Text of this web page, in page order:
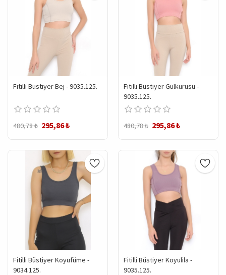
Fitilli Büstiyer Bej - 9035.125.
480,78 ₺ 295,86 ₺
Fitilli Büstiyer Gülkurusu -
9035.125.
480,78 ₺ 295,86 ₺
Fitilli Büstiyer Koyufüme -
9034.125.
Fitilli Büstiyer Koyulila -
9035.125.